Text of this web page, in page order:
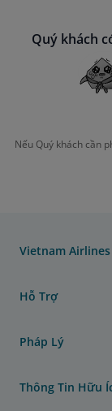
Quý khách
Nếu Quý khách cần
Vietnam Airlines
Hỗ Trợ
Pháp Lý
Thông Tin Hữu